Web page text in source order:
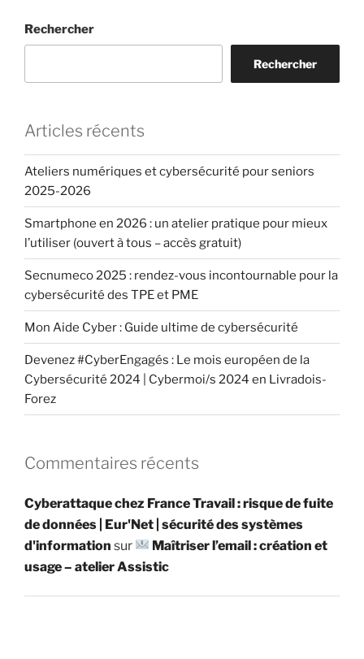
Rechercher
Rechercher
Articles récents
Ateliers numériques et cybersécurité pour seniors
2025-2026
Smartphone en 2026 : un atelier pratique pour mieux
l’utiliser (ouvert à tous – accès gratuit)
Secnumeco 2025 : rendez-vous incontournable pour la
cybersécurité des TPE et PME
Mon Aide Cyber : Guide ultime de cybersécurité
Devenez #CyberEngagés : Le mois européen de la
Cybersécurité 2024 | Cybermoi/s 2024 en Livradois-
Forez
Commentaires récents
Cyberattaque chez France Travail : risque de fuite
de données | Eur'Net | sécurité des systèmes
d'information sur
Maîtriser l’email : création et
usage – atelier Assistic